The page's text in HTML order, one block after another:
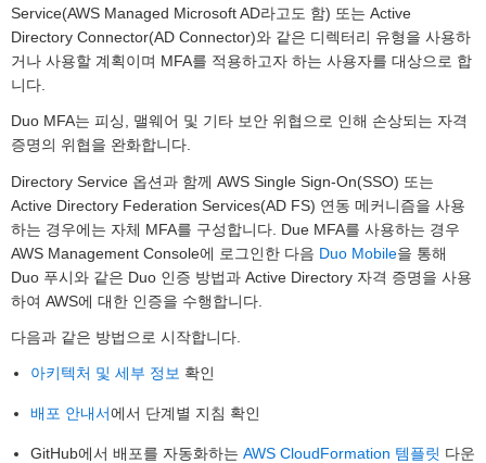
Service(AWS Managed Microsoft AD라고도 함) 또는 Active
Directory Connector(AD Connector)와 같은 디렉터리 유형을 사용하
거나 사용할 계획이며 MFA를 적용하고자 하는 사용자를 대상으로 합
니다.
Duo MFA는 피싱, 맬웨어 및 기타 보안 위협으로 인해 손상되는 자격
증명의 위협을 완화합니다.
Directory Service 옵션과 함께 AWS Single Sign-On(SSO) 또는
Active Directory Federation Services(AD FS) 연동 메커니즘을 사용
하는 경우에는 자체 MFA를 구성합니다. Due MFA를 사용하는 경우
AWS Management Console에 로그인한 다음 Duo Mobile을 통해
Duo 푸시와 같은 Duo 인증 방법과 Active Directory 자격 증명을 사용
하여 AWS에 대한 인증을 수행합니다.
다음과 같은 방법으로 시작합니다.
아키텍처 및 세부 정보 확인
배포 안내서에서 단계별 지침 확인
GitHub에서 배포를 자동화하는 AWS CloudFormation 템플릿 다운